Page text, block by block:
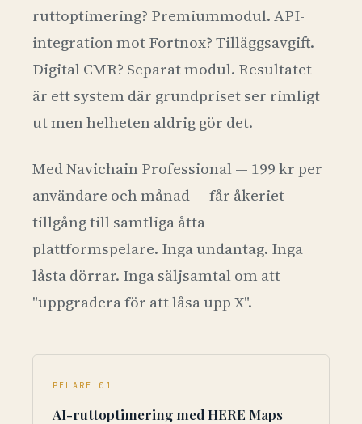
ruttoptimering? Premiummodul. API-
integration mot Fortnox? Tilläggsavgift.
Digital CMR? Separat modul. Resultatet
är ett system där grundpriset ser rimligt
ut men helheten aldrig gör det.
Med Navichain Professional — 199 kr per
användare och månad — får åkeriet
tillgång till samtliga åtta
plattformspelare. Inga undantag. Inga
låsta dörrar. Inga säljsamtal om att
"uppgradera för att låsa upp X".
PELARE 01
AI-ruttoptimering med HERE Maps